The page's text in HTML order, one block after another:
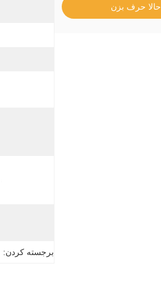
حالا حرف بزن
برجسته کردن: